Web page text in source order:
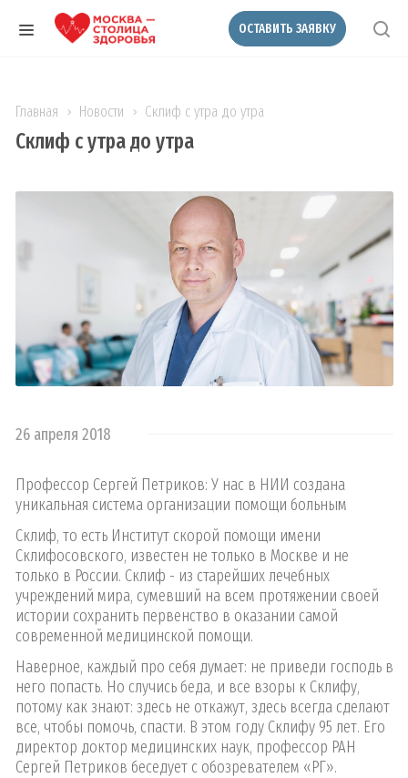
ОСТАВИТЬ ЗАЯВКУ
Главная Новости Склиф с утра до утра
Склиф с утра до утра
26 апреля 2018
Профессор Сергей Петриков: У нас в НИИ создана
уникальная система организации помощи больным
Склиф, то есть Институт скорой помощи имени
Склифосовского, известен не только в Москве и не
только в России. Склиф - из старейших лечебных
учреждений мира, сумевший на всем протяжении своей
истории сохранить первенство в оказании самой
современной медицинской помощи.
Наверное, каждый про себя думает: не приведи господь в
него попасть. Но случись беда, и все взоры к Склифу,
потому как знают: здесь не откажут, здесь всегда сделают
все, чтобы помочь, спасти. В этом году Склифу 95 лет. Его
директор доктор медицинских наук, профессор РАН
Сергей Петриков беседует с обозревателем «РГ».